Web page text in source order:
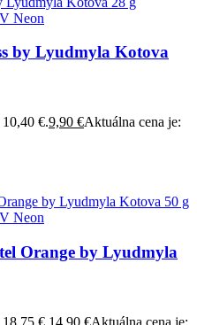
Neon
by Lyudmyla Kotova
€.9,90 €Aktuálna cena je:
Neon
Orange by Lyudmyla
€.14,90 €Aktuálna cena je: